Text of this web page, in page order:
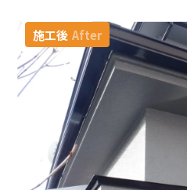
施工後 After